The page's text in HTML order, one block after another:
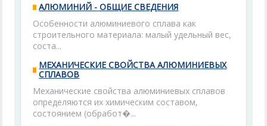
АЛЮМИНИЙ - ОБЩИЕ СВЕДЕНИЯ
Особенности алюминиевого сплава как
строительного материала: малый удельный вес,
соста...
МЕХАНИЧЕСКИЕ СВОЙСТВА АЛЮМИНИЕВЫХ
СПЛАВОВ
Механические свойства алюминиевых сплавов
определяются их химическим составом,
состоянием (обработ�...